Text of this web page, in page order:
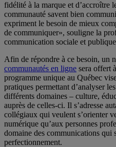
fidélité à la marque et d’accroître
communauté savent bien
expriment le besoin de mieux
de communiquer», souligne la
communication sociale et
Afin de répondre à ce besoin, un
communautés en ligne sera offert
programme unique au Québec
pratiques permettant d’analyser
différents domaines – culture,
auprès de celles-ci. Il s’adresse
collégiaux qui veulent s’orienter
numérique qu’aux personnes
domaine des communications qui
perfectionnement.